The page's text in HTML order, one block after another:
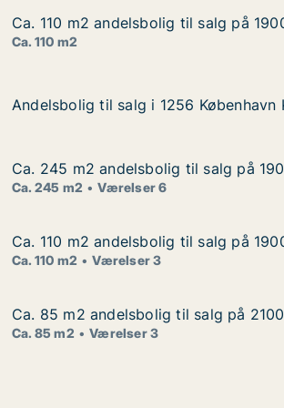
på 1900 Frederiksberg C,
andelsbolig til salg på 1900
Ca. 110 m2 andelsbolig til salg på
Ca. 110 m2 andelsbolig til salg på
Ca. 110 m2
K, Amaliegade
til salg i 1256 København K,
Andelsbolig til salg i 1256 København
Andelsbolig til salg i 1256 København
på 1900 Frederiksberg C,
andelsbolig til salg på 1900
Ca. 245 m2 andelsbolig til salg på
Ca. 245 m2 andelsbolig til salg på
Ca. 245 m2 Værelser 6
på 1900 Frederiksberg C,
andelsbolig til salg på 1900
Ca. 110 m2 andelsbolig til salg på
Ca. 110 m2 andelsbolig til salg på
Ca. 110 m2 Værelser 3
på 2100 København Ø, Vejlegade
andelsbolig til salg på 2100
Ca. 85 m2 andelsbolig til salg på
Ca. 85 m2 andelsbolig til salg på
Ca. 85 m2 Værelser 3